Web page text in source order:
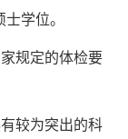
学位。
规定的体检要
较为突出的科